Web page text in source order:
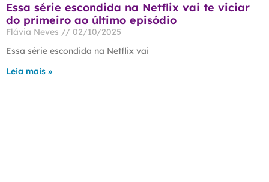
Essa série escondida na Netflix vai te viciar
do primeiro ao último episódio
Flávia Neves
02/10/2025
Essa série escondida na Netflix vai
Leia mais »